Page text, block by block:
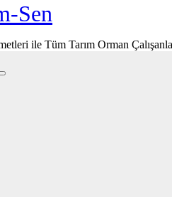
Sen
ile Tüm Tarım Orman